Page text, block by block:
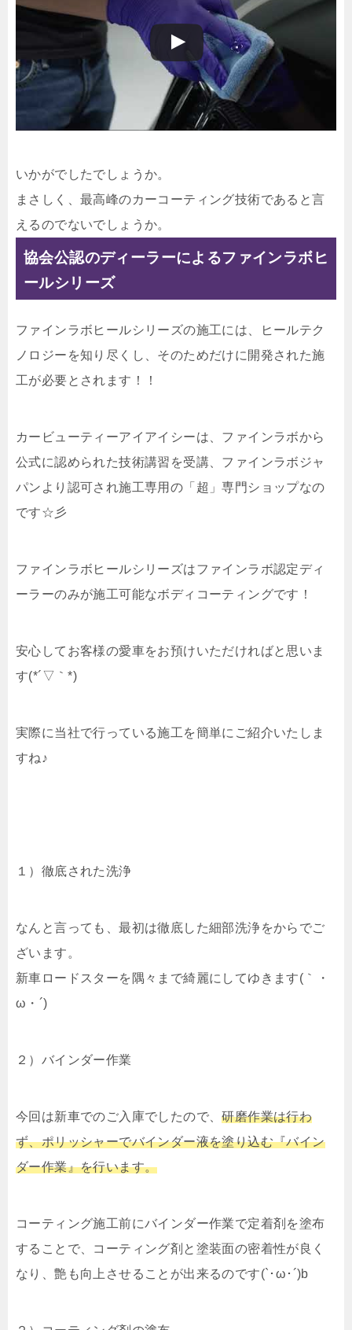
いかがでしたでしょうか。
まさしく、最高峰のカーコーティング技術であると言
えるのでないでしょうか。
協会公認のディーラーによるファインラボヒ
ールシリーズ
ファインラボヒールシリーズの施工には、ヒールテク
ノロジーを知り尽くし、そのためだけに開発された施
工が必要とされます！！
カービューティーアイアイシーは、ファインラボから
公式に認められた技術講習を受講、ファインラボジャ
パンより認可され施工専用の「超」専門ショップなの
です☆彡
ファインラボヒールシリーズはファインラボ認定ディ
ーラーのみが施工可能なボディコーティングです！
安心してお客様の愛車をお預けいただければと思いま
す(*´▽｀*)
実際に当社で行っている施工を簡単にご紹介いたしま
すね♪
１）徹底された洗浄
なんと言っても、最初は徹底した細部洗浄をからでご
ざいます。
新車ロードスターを隅々まで綺麗にしてゆきます(｀・
ω・´)
２）バインダー作業
今回は新車でのご入庫でしたので、研磨作業は行わ
ず、ポリッシャーでバインダー液を塗り込む『バイン
ダー作業』を行います。
コーティング施工前にバインダー作業で定着剤を塗布
することで、コーティング剤と塗装面の密着性が良く
なり、艶も向上させることが出来るのです(`･ω･´)b